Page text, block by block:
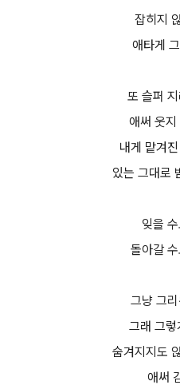
잡히지
애타게
또 슬퍼
애써 웃지
내게 맡겨
있는 그대로
잊을
돌아갈
그냥 그
그래 그렇
숨겨지지도
애써